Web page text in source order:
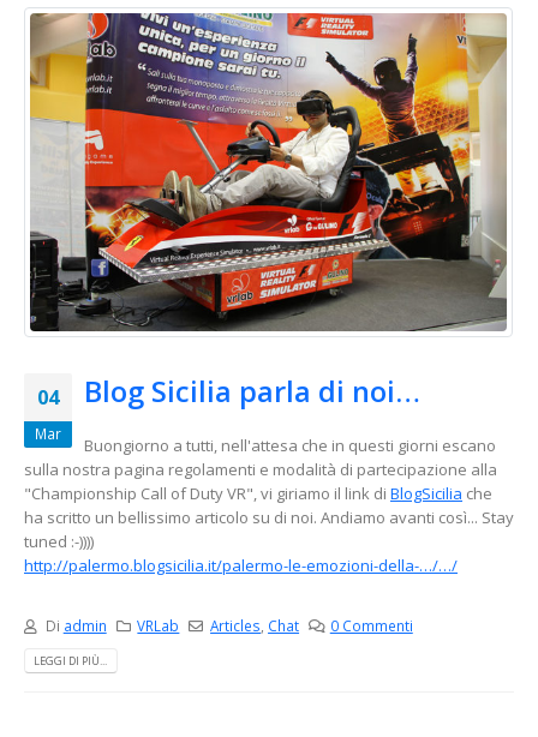
04
Mar
Blog Sicilia parla di noi…
Buongiorno a tutti, nell'attesa che in questi giorni escano
sulla nostra pagina regolamenti e modalità di partecipazione alla
"Championship Call of Duty VR", vi giriamo il link di BlogSicilia che
ha scritto un bellissimo articolo su di noi. Andiamo avanti così... Stay
tuned :-))))
http://palermo.blogsicilia.it/palermo-le-emozioni-della-…/…/
Di admin VRLab Articles Chat 0 Commenti
LEGGI DI PIÙ...